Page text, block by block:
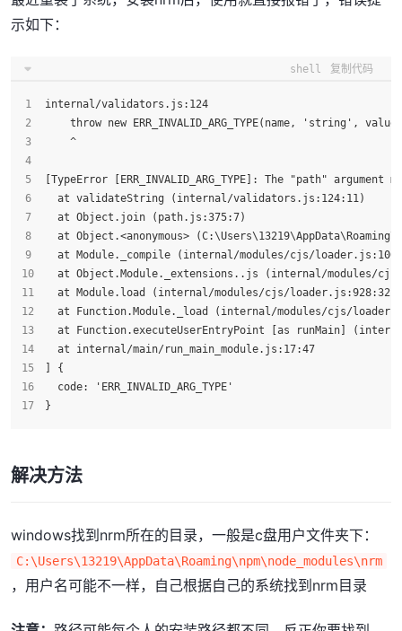
示如下：
shell 复制代码
internal/validators.js:124
throw new ERR_INVALID_ARG_TYPE(name, 'string',
    ^
[TypeError [ERR_INVALID_ARG_TYPE]: The "path"
  at validateString (internal/validators.js:124:11)
  at Object.join (path.js:375:7)
at Object.<anonymous>
at Module._compile (internal/modules/cjs/
at Object.Module._extensions..js (internal/modules/
  at Module.load (internal/modules/cjs/loader.js:928:32)
at Function.Module._load (internal/modules/cjs/
at Function.executeUserEntryPoint [as runMain]
  at internal/main/run_main_module.js:17:47
] {
  code: 'ERR_INVALID_ARG_TYPE'
}
解决方法
windows找到nrm所在的目录，一般是c盘用户文件夹下：
C:\Users\13219\AppData\Roaming\npm\node_modules\nrm
，用户名可能不一样，自己根据自己的系统找到nrm目录